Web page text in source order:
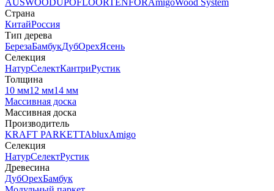
AUSWOODUPOFLOORTENFORAmigoWood System
Страна
КитайРоссия
Тип дерева
БерезаБамбукДубОрехЯсень
Селекция
НатурСелектКантриРустик
Толщина
10 мм12 мм14 мм
Массивная доска
Массивная доска
Производитель
KRAFT PARKETTAbluxAmigo
Селекция
НатурСелектРустик
Древесина
ДубОрехБамбук